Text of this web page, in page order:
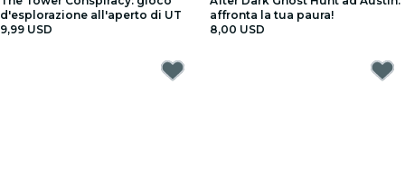
d'esplorazione all'aperto di UT
9,99 USD
affronta la tua paura!
8,00 USD